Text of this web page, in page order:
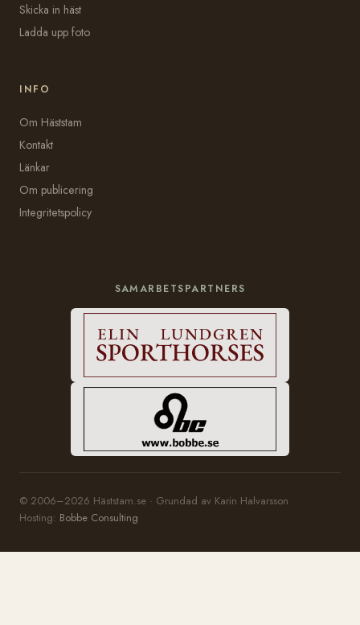
Skicka in häst
Ladda upp foto
INFO
Om Häststam
Kontakt
Länkar
Om publicering
Integritetspolicy
SAMARBETSPARTNERS
© 2006–2026 Häststam.se · Grundad av Karin Halvarsson
Hosting: Bobbe Consulting